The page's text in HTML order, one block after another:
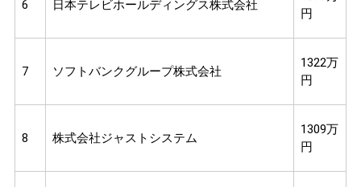
6 日本テレビホールディングス株式会社
円
7 ソフトバンクグループ株式会社
1322万
円
8 株式会社ジャストシステム
1309万
円